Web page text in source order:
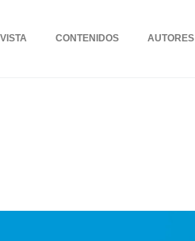
CONTENIDOS AUTORES